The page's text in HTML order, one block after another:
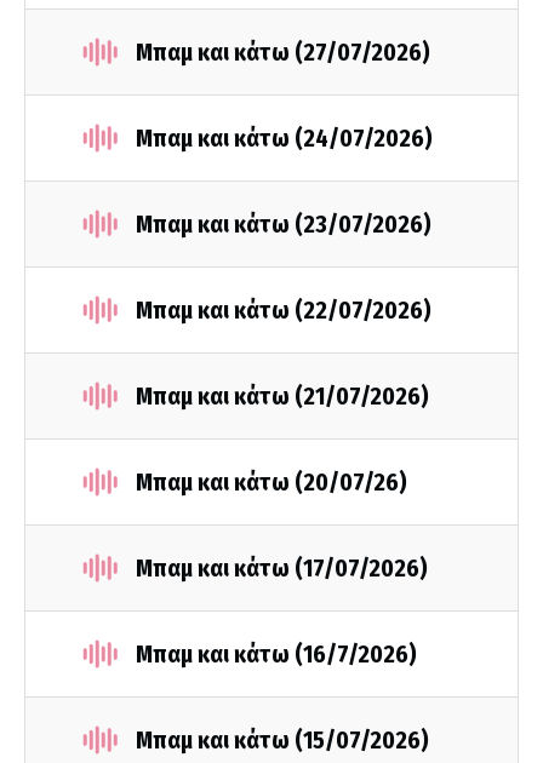
Μπαμ και κάτω (27/07/2026)
Μπαμ και κάτω (24/07/2026)
Μπαμ και κάτω (23/07/2026)
Μπαμ και κάτω (22/07/2026)
Μπαμ και κάτω (21/07/2026)
Μπαμ και κάτω (20/07/26)
Μπαμ και κάτω (17/07/2026)
Μπαμ και κάτω (16/7/2026)
Μπαμ και κάτω (15/07/2026)